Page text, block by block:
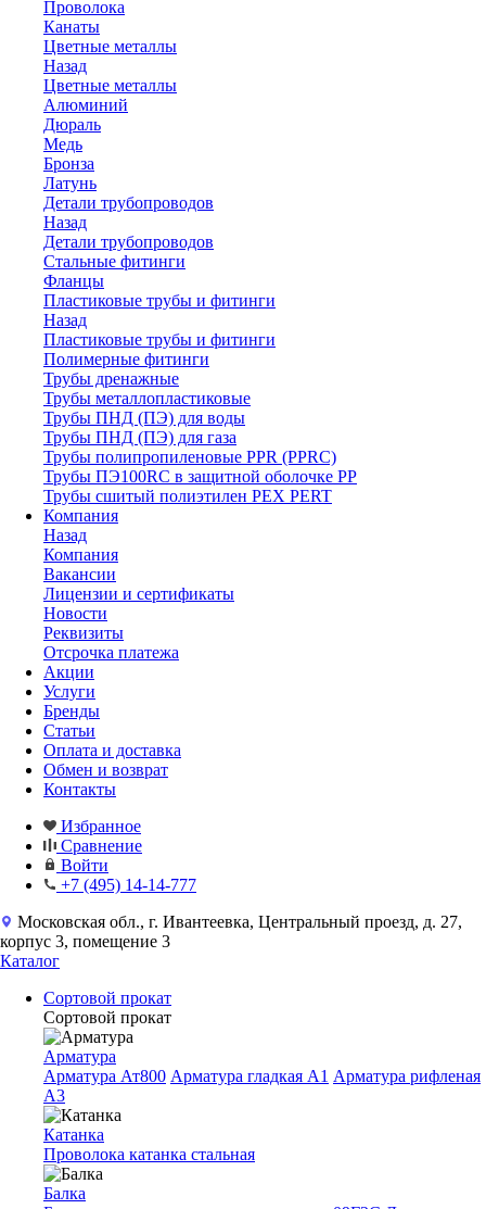
Проволока
Канаты
Цветные металлы
Назад
Цветные металлы
Алюминий
Дюраль
Медь
Бронза
Латунь
Детали трубопроводов
Назад
Детали трубопроводов
Стальные фитинги
Фланцы
Пластиковые трубы и фитинги
Назад
Пластиковые трубы и фитинги
Полимерные фитинги
Трубы дренажные
Трубы металлопластиковые
Трубы ПНД (ПЭ) для воды
Трубы ПНД (ПЭ) для газа
Трубы полипропиленовые PPR (PPRC)
Трубы ПЭ100RC в защитной оболочке PP
Трубы сшитый полиэтилен PEX PERT
Компания
Назад
Компания
Вакансии
Лицензии и сертификаты
Новости
Реквизиты
Отсрочка платежа
Акции
Услуги
Бренды
Статьи
Оплата и доставка
Обмен и возврат
Контакты
Избранное
Сравнение
Войти
+7 (495) 14-14-777
Московская обл., г. Ивантеевка, Центральный проезд, д. 27,
корпус 3, помещение 3
Каталог
Сортовой прокат
Сортовой прокат
Арматура
Арматура Ат800 Арматура гладкая A1 Арматура рифленая
A3
Катанка
Проволока катанка стальная
Балка